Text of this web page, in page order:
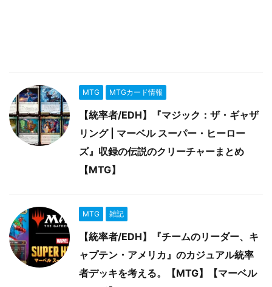
MTG MTGカード情報
【統率者/EDH】『マジック：ザ・ギャザ
リング | マーベル スーパー・ヒーロー
ズ』収録の伝説のクリーチャーまとめ
【MTG】
MTG 雑記
【統率者/EDH】『チームのリーダー、キ
ャプテン・アメリカ』のカジュアル統率
者デッキを考える。【MTG】【マーベル